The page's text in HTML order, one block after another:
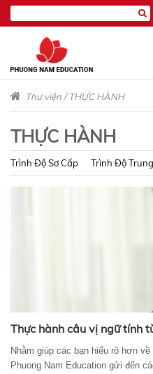
Thư viện/THỰC HÀNH
THỰC HÀNH
Trình Độ Sơ Cấp Trình Độ
Thực hành câu vị ngữ tính
Nhằm giúp các bạn hiểu rõ hơn
Phuong Nam Education gửi đến